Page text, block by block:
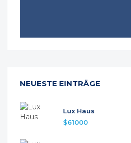
NEUESTE EINTRÄGE
Lux Haus
$61000